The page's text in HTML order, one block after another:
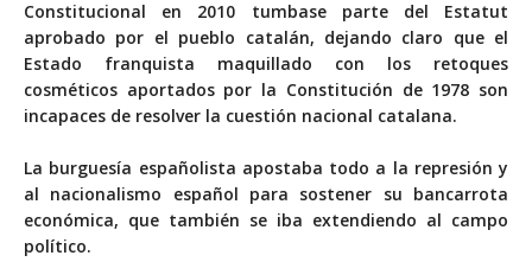
Constitucional en 2010 tumbase parte del Estatut
aprobado por el pueblo catalán, dejando claro que el
Estado franquista maquillado con los retoques
cosméticos aportados por la Constitución de 1978 son
incapaces de resolver la cuestión nacional catalana.
La burguesía españolista apostaba todo a la represión y
al nacionalismo español para sostener su bancarrota
económica, que también se iba extendiendo al campo
político.